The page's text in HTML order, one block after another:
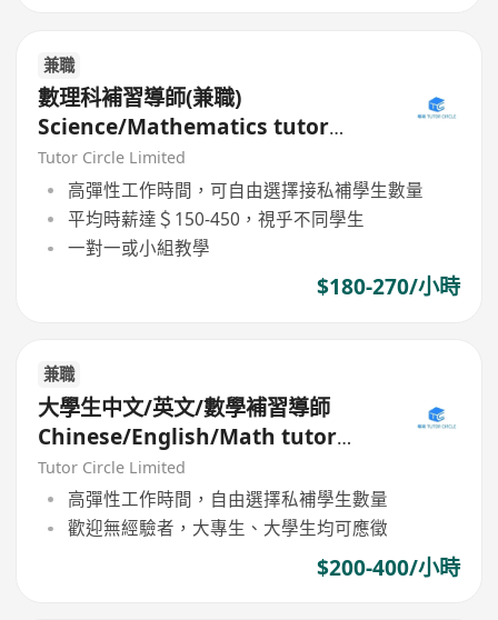
兼職
數理科補習導師(兼職)
Science/Mathematics tutor
(Part Time)
Tutor Circle Limited
高彈性工作時間，可自由選擇接私補學生數量
平均時薪達＄150-450，視乎不同學生
一對一或小組教學
$180-270/小時
兼職
大學生中文/英文/數學補習導師
Chinese/English/Math tutor
(Part Time/Freelancer)
Tutor Circle Limited
高彈性工作時間，自由選擇私補學生數量
歡迎無經驗者，大專生、大學生均可應徵
$200-400/小時